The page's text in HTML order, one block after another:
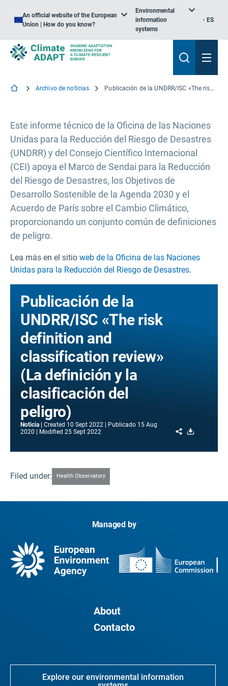
An official website of the European
Union | How do you know?
Environmental
information
systems
ES
Archivo de noticias Publicación de la UNDRR/ISC «The risk definition and classification review» (La definición y la clasificación del peligro)
Este informe técnico de la Oficina de las Naciones
Unidas para la Reducción del Riesgo de Desastres
(UNDRR) y del Consejo Científico Internacional
(CEI) apoya el Marco de Sendai para la Reducción
del Riesgo de Desastres, los Objetivos de
Desarrollo Sostenible de la Agenda 2030 y el
Acuerdo de París sobre el Cambio Climático,
proporcionando un conjunto común de definiciones
de peligro.
Lea más en el sitio web de la Oficina de las Naciones
Unidas para la Reducción del Riesgo de Desastres.
Publicación de la
UNDRR/ISC «The risk
definition and
classification review»
(La definición y la
clasificación del
peligro)
Noticia Created 10 Sept 2022 Publicado 15 Aug
2020
Modified 25 Sept 2022 Share
Filed under: Health Observatory
Managed by
About
Contacto
Explore our environmental information